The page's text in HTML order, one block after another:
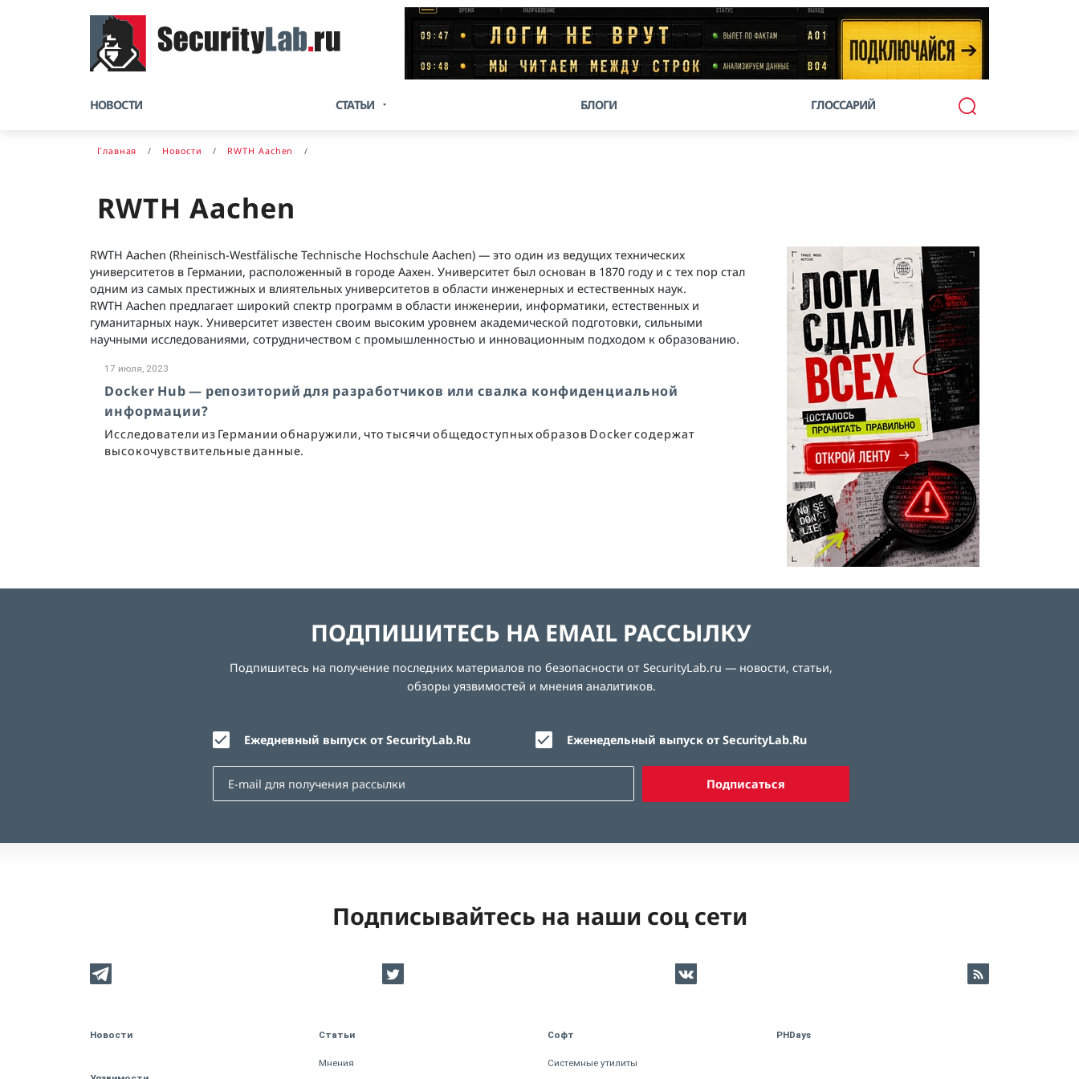
НОВОСТИ СТАТЬИ БЛОГИ ГЛОССАРИЙ
Главная Новости RWTH Aachen
RWTH Aachen
RWTH Aachen (Rheinisch-Westfälische Technische Hochschule Aachen) — это один из ведущих технических
университетов в Германии, расположенный в городе Аахен. Университет был основан в 1870 году и с тех пор стал
одним из самых престижных и влиятельных университетов в области инженерных и естественных наук.
RWTH Aachen предлагает широкий спектр программ в области инженерии, информатики, естественных и
гуманитарных наук. Университет известен своим высоким уровнем академической подготовки, сильными
научными исследованиями, сотрудничеством с промышленностью и инновационным подходом к образованию.
17 июля, 2023
Docker Hub — репозиторий для разработчиков или свалка конфиденциальной
информации?
Исследователи из Германии обнаружили, что тысячи общедоступных образов Docker содержат
высокочувствительные данные.
ПОДПИШИТЕСЬ НА EMAIL РАССЫЛКУ
Подпишитесь на получение последних материалов по безопасности от SecurityLab.ru — новости, статьи,
обзоры уязвимостей и мнения аналитиков.
Ежедневный выпуск от SecurityLab.Ru Еженедельный выпуск от SecurityLab.Ru
Подписаться
Подписывайтесь на наши соц сети
Новости Статьи
Мнения
Софт
Системные утилиты
PHDays